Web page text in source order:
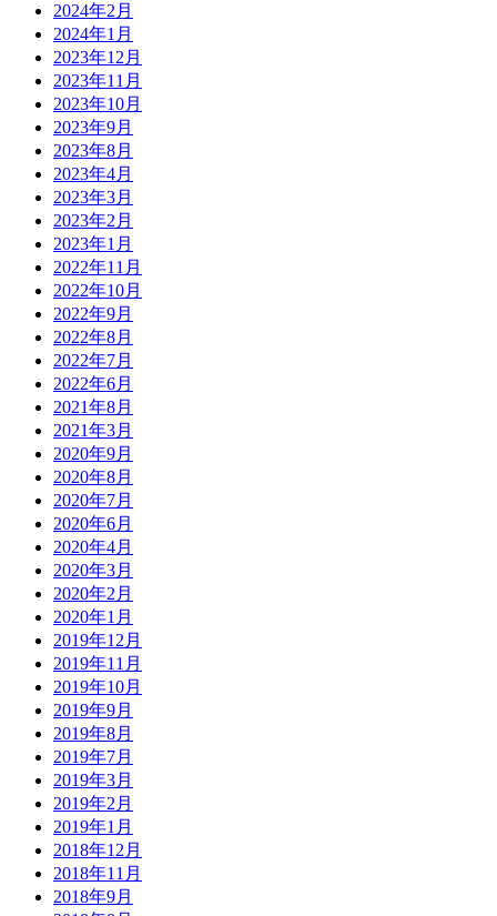
2024年2月
2024年1月
2023年12月
2023年11月
2023年10月
2023年9月
2023年8月
2023年4月
2023年3月
2023年2月
2023年1月
2022年11月
2022年10月
2022年9月
2022年8月
2022年7月
2022年6月
2021年8月
2021年3月
2020年9月
2020年8月
2020年7月
2020年6月
2020年4月
2020年3月
2020年2月
2020年1月
2019年12月
2019年11月
2019年10月
2019年9月
2019年8月
2019年7月
2019年3月
2019年2月
2019年1月
2018年12月
2018年11月
2018年9月